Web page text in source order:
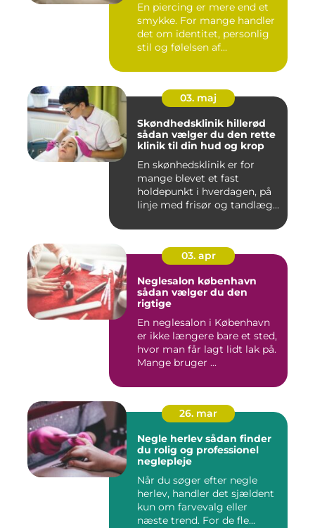
En piercing er mere end et
smykke. For mange handler
det om identitet, personlig
stil og følelsen af...
03. maj
Skøndhedsklinik hillerød
sådan vælger du den rette
klinik til din hud og krop
En skønhedsklinik er for
mange blevet et fast
holdepunkt i hverdagen, på
linje med frisør og tandlæg...
03. apr
Neglesalon københavn
sådan vælger du den
rigtige
En neglesalon i København
er ikke længere bare et sted,
hvor man får lagt lidt lak på.
Mange bruger ...
26. mar
Negle herlev sådan finder
du rolig og professionel
neglepleje
Når du søger efter negle
herlev, handler det sjældent
kun om farvevalg eller
næste trend. For de fle...